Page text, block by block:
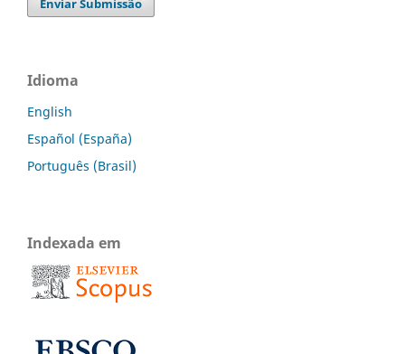
Enviar Submissão
Idioma
English
Español (España)
Português (Brasil)
Indexada em